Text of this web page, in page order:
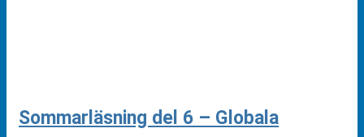
Sommarläsning del 6 – Globala